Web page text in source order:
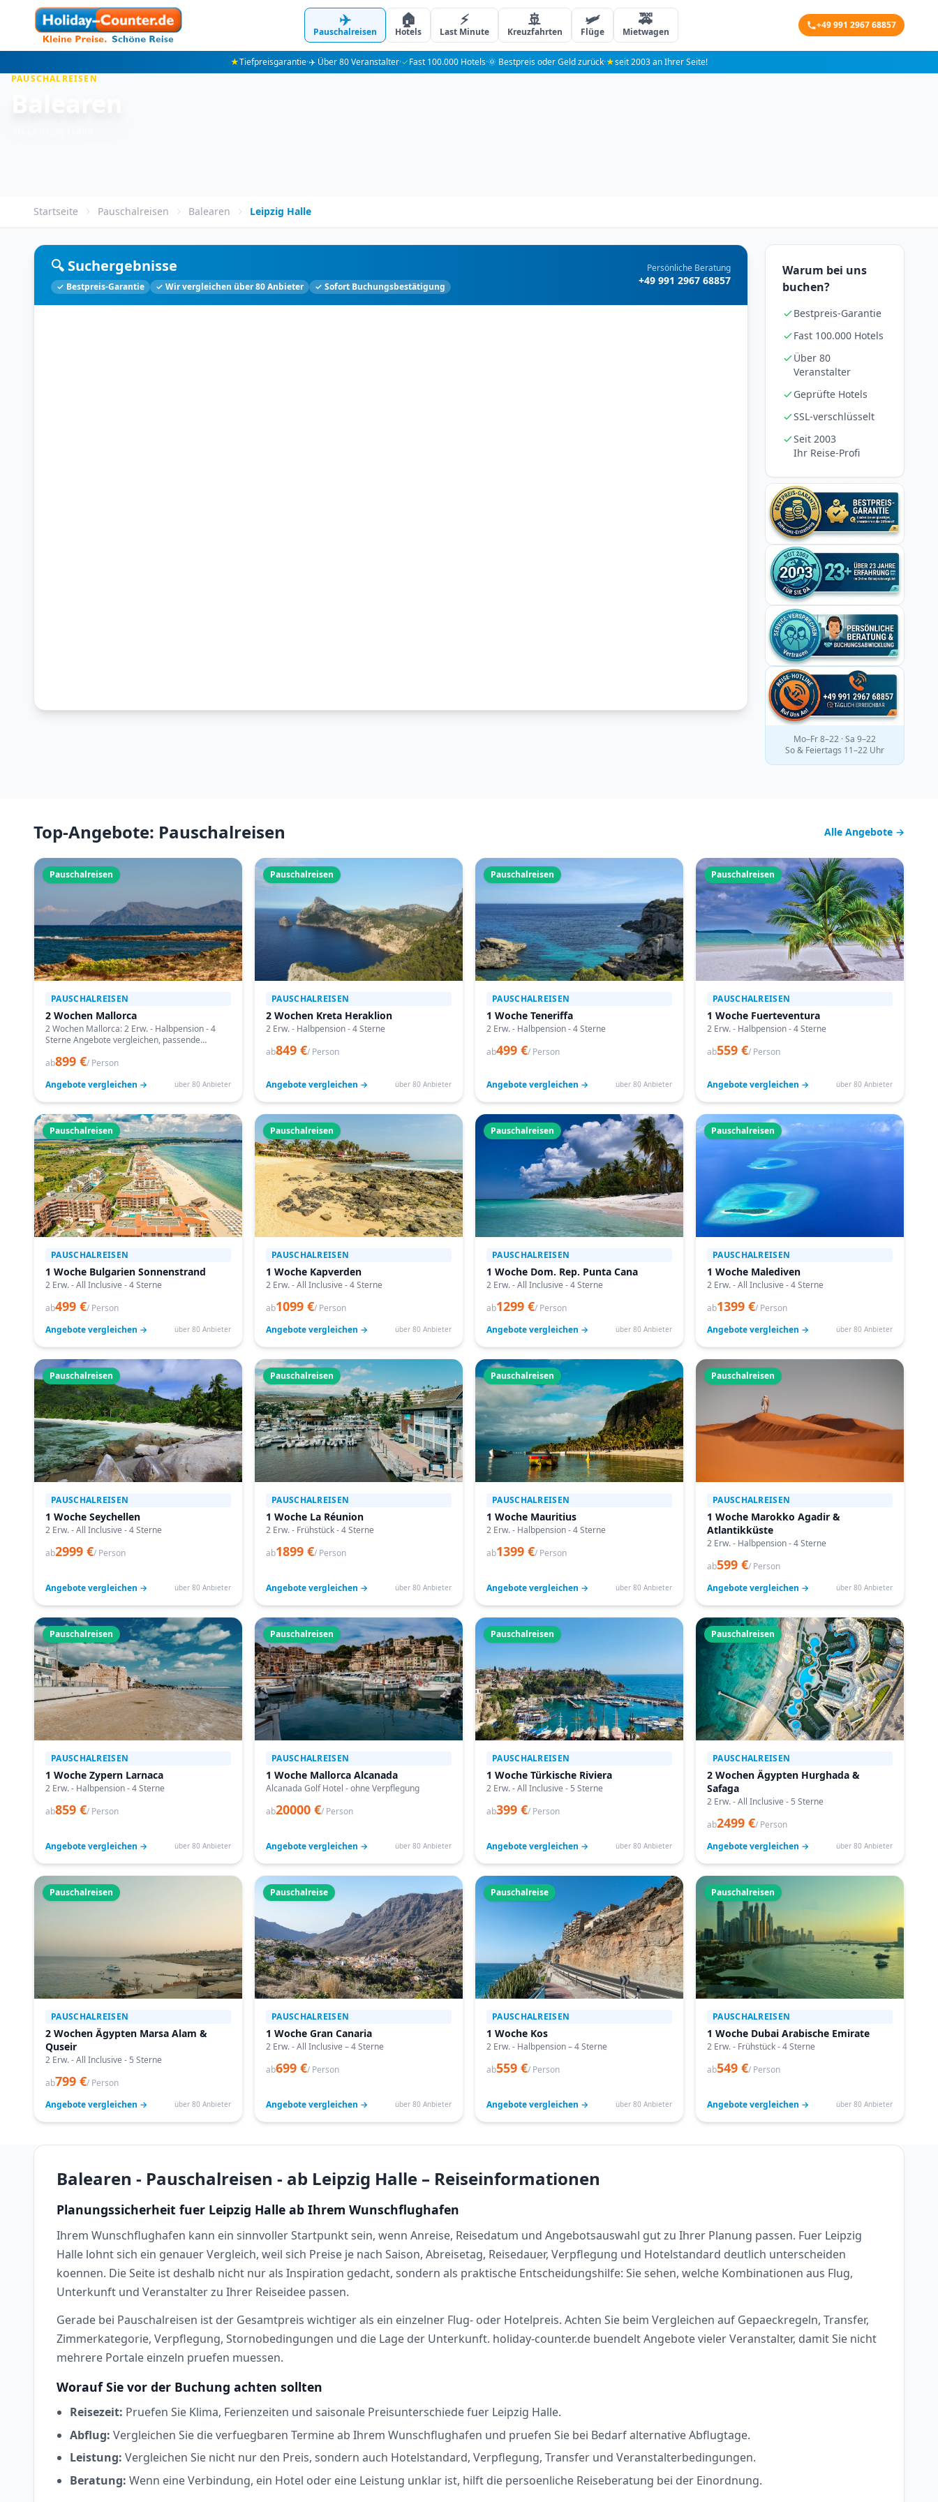
✈️
Pauschalreisen
🏠
Hotels
⚡
Last Minute
🚢
Kreuzfahrten
🛩️
Flüge
🚕
Mietwagen
+49 991 2967 68857
★Tiefpreisgarantie·✈️ Über 80 Veranstalter·✓Fast 100.000 Hotels·🌞 Bestpreis oder Geld zurück·★seit 2003 an Ihrer Seite!
PAUSCHALREISEN
Startseite Pauschalreisen Balearen Leipzig Halle
🔍 Suchergebnisse
✓ Bestpreis-Garantie ✓ Wir vergleichen über 80 Anbieter ✓ Sofort Buchungsbestätigung
Persönliche Beratung
+49 991 2967 68857
Warum bei uns
buchen?
Bestpreis-Garantie
Fast 100.000 Hotels
Über 80
Veranstalter
Geprüfte Hotels
SSL-verschlüsselt
Seit 2003
Ihr Reise-Profi
Mo–Fr 8–22 · Sa 9–22
So & Feiertags 11–22 Uhr
Top-Angebote: Pauschalreisen Alle Angebote →
Pauschalreisen
PAUSCHALREISEN
2 Wochen Mallorca
2 Wochen Mallorca: 2 Erw. - Halbpension - 4
Sterne Angebote vergleichen, passende
buchen.
ab899 €/ Person
Angebote vergleichen →
über 80 Anbieter
Pauschalreisen
PAUSCHALREISEN
2 Wochen Kreta Heraklion
2 Erw. - Halbpension - 4 Sterne
ab849 €/ Person
Angebote vergleichen → über 80 Anbieter
Pauschalreisen
PAUSCHALREISEN
1 Woche Teneriffa
2 Erw. - Halbpension - 4 Sterne
ab499 €/ Person
Angebote vergleichen → über 80 Anbieter
Pauschalreisen
PAUSCHALREISEN
1 Woche Fuerteventura
2 Erw. - Halbpension - 4 Sterne
ab559 €/ Person
Angebote vergleichen → über 80 Anbieter
Pauschalreisen
PAUSCHALREISEN
1 Woche Bulgarien Sonnenstrand
2 Erw. - All Inclusive - 4 Sterne
ab499 €/ Person
Angebote vergleichen →
über 80 Anbieter
Pauschalreisen
PAUSCHALREISEN
1 Woche Kapverden
2 Erw. - All Inclusive - 4 Sterne
ab1099 €/ Person
Angebote vergleichen →
über 80 Anbieter
Pauschalreisen
PAUSCHALREISEN
1 Woche Dom. Rep. Punta Cana
2 Erw. - All Inclusive - 4 Sterne
ab1299 €/ Person
Angebote vergleichen →
über 80 Anbieter
Pauschalreisen
PAUSCHALREISEN
1 Woche Malediven
2 Erw. - All Inclusive - 4 Sterne
ab1399 €/ Person
Angebote vergleichen →
über 80 Anbieter
Pauschalreisen
PAUSCHALREISEN
1 Woche Seychellen
2 Erw. - All Inclusive - 4 Sterne
ab2999 €/ Person
Angebote vergleichen → über 80 Anbieter
Pauschalreisen
PAUSCHALREISEN
1 Woche La Réunion
2 Erw. - Frühstück - 4 Sterne
ab1899 €/ Person
Angebote vergleichen → über 80 Anbieter
Pauschalreisen
PAUSCHALREISEN
1 Woche Mauritius
2 Erw. - Halbpension - 4 Sterne
ab1399 €/ Person
Angebote vergleichen → über 80 Anbieter
Pauschalreisen
PAUSCHALREISEN
1 Woche Marokko Agadir &
Atlantikküste
2 Erw. - Halbpension - 4 Sterne
ab599 €/ Person
Angebote vergleichen →
über 80 Anbieter
Pauschalreisen
PAUSCHALREISEN
1 Woche Zypern Larnaca
2 Erw. - Halbpension - 4 Sterne
ab859 €/ Person
Angebote vergleichen → über 80 Anbieter
Pauschalreisen
PAUSCHALREISEN
1 Woche Mallorca Alcanada
Alcanada Golf Hotel - ohne Verpflegung
ab20000 €/ Person
Angebote vergleichen → über 80 Anbieter
Pauschalreisen
PAUSCHALREISEN
1 Woche Türkische Riviera
2 Erw. - All Inclusive - 5 Sterne
ab399 €/ Person
Angebote vergleichen → über 80 Anbieter
Pauschalreisen
PAUSCHALREISEN
2 Wochen Ägypten Hurghada &
Safaga
2 Erw. - All Inclusive - 5 Sterne
ab2499 €/ Person
Angebote vergleichen →
über 80 Anbieter
Pauschalreisen
PAUSCHALREISEN
2 Wochen Ägypten Marsa Alam &
Quseir
2 Erw. - All Inclusive - 5 Sterne
ab799 €/ Person
Angebote vergleichen →
über 80 Anbieter
Pauschalreise
PAUSCHALREISEN
1 Woche Gran Canaria
2 Erw. - All Inclusive – 4 Sterne
ab699 €/ Person
Angebote vergleichen → über 80 Anbieter
Pauschalreise
PAUSCHALREISEN
1 Woche Kos
2 Erw. - Halbpension – 4 Sterne
ab559 €/ Person
Angebote vergleichen → über 80 Anbieter
Pauschalreisen
PAUSCHALREISEN
1 Woche Dubai Arabische Emirate
2 Erw. - Frühstück - 4 Sterne
ab549 €/ Person
Angebote vergleichen → über 80 Anbieter
Balearen - Pauschalreisen - ab Leipzig Halle – Reiseinformationen
Planungssicherheit fuer Leipzig Halle ab Ihrem Wunschflughafen
Ihrem Wunschflughafen kann ein sinnvoller Startpunkt sein, wenn Anreise, Reisedatum und Angebotsauswahl gut zu Ihrer Planung passen. Fuer Leipzig
Halle lohnt sich ein genauer Vergleich, weil sich Preise je nach Saison, Abreisetag, Reisedauer, Verpflegung und Hotelstandard deutlich unterscheiden
koennen. Die Seite ist deshalb nicht nur als Inspiration gedacht, sondern als praktische Entscheidungshilfe: Sie sehen, welche Kombinationen aus Flug,
Unterkunft und Veranstalter zu Ihrer Reiseidee passen.
Gerade bei Pauschalreisen ist der Gesamtpreis wichtiger als ein einzelner Flug- oder Hotelpreis. Achten Sie beim Vergleichen auf Gepaeckregeln, Transfer,
Zimmerkategorie, Verpflegung, Stornobedingungen und die Lage der Unterkunft. holiday-counter.de buendelt Angebote vieler Veranstalter, damit Sie nicht
mehrere Portale einzeln pruefen muessen.
Worauf Sie vor der Buchung achten sollten
Reisezeit: Pruefen Sie Klima, Ferienzeiten und saisonale Preisunterschiede fuer Leipzig Halle.
Abflug: Vergleichen Sie die verfuegbaren Termine ab Ihrem Wunschflughafen und pruefen Sie bei Bedarf alternative Abflugtage.
Leistung: Vergleichen Sie nicht nur den Preis, sondern auch Hotelstandard, Verpflegung, Transfer und Veranstalterbedingungen.
Beratung: Wenn eine Verbindung, ein Hotel oder eine Leistung unklar ist, hilft die persoenliche Reiseberatung bei der Einordnung.